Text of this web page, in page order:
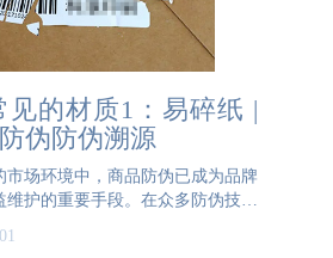
见的材质1：易碎纸 |
伪防伪溯源
市场环境中，商品防伪已成为品牌
护的重要手段。在众多防伪技术
，在防伪领域发挥着举足轻重的